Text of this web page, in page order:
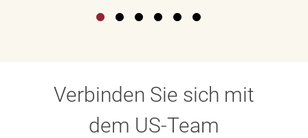
Verbinden Sie sich mit
dem US-Team